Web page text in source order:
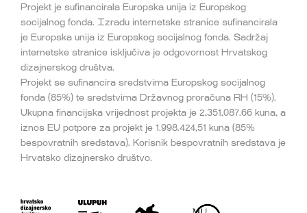
Projekt je sufinancirala Europska unija iz Europskog
socijalnog fonda. Izradu internetske stranice sufinancirala
je Europska unija iz Europskog socijalnog fonda. Sadržaj
internetske stranice isključiva je odgovornost Hrvatskog
dizajnerskog društva.
Projekt se sufinancira sredstvima Europskog socijalnog
fonda (85%) te sredstvima Državnog proračuna RH (15%).
Ukupna financijska vrijednost projekta je 2,351,087.66 kuna, a
iznos EU potpore za projekt je 1.998.424,51 kuna (85%
bespovratnih sredstava). Korisnik bespovratnih sredstava je
Hrvatsko dizajnersko društvo.